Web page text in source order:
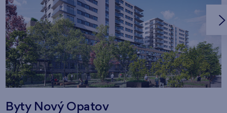
Byty Nový Opatov